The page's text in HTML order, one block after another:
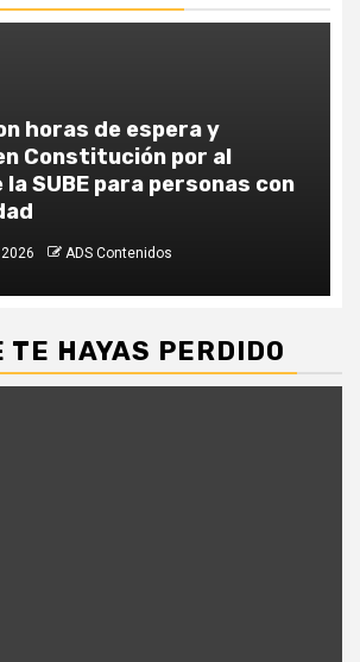
horas de espera y
Constitución por al
SUBE para personas con
ADS Contenidos
TE HAYAS PERDIDO